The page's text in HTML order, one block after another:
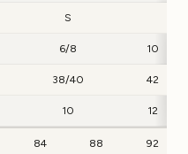
S
6/8 10
38/40 42
10 12
84 88 92